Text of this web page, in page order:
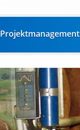
Projektmanagement